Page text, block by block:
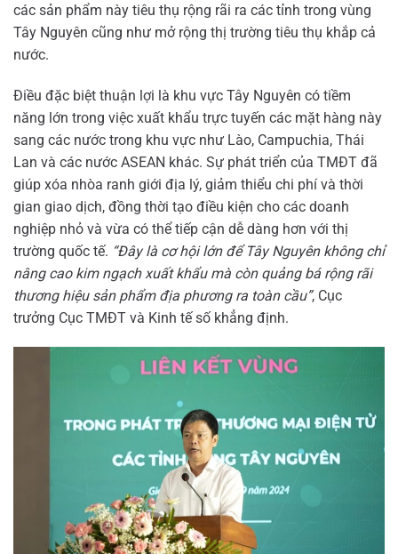
các sản phẩm này tiêu thụ rộng rãi ra các tỉnh trong vùng
Tây Nguyên cũng như mở rộng thị trường tiêu thụ khắp cả
nước.
Điều đặc biệt thuận lợi là khu vực Tây Nguyên có tiềm
năng lớn trong việc xuất khẩu trực tuyến các mặt hàng này
sang các nước trong khu vực như Lào, Campuchia, Thái
Lan và các nước ASEAN khác. Sự phát triển của TMĐT đã
giúp xóa nhòa ranh giới địa lý, giảm thiểu chi phí và thời
gian giao dịch, đồng thời tạo điều kiện cho các doanh
nghiệp nhỏ và vừa có thể tiếp cận dễ dàng hơn với thị
trường quốc tế. “Đây là cơ hội lớn để Tây Nguyên không chỉ
nâng cao kim ngạch xuất khẩu mà còn quảng bá rộng rãi
thương hiệu sản phẩm địa phương ra toàn cầu”, Cục
trưởng Cục TMĐT và Kinh tế số khẳng định.